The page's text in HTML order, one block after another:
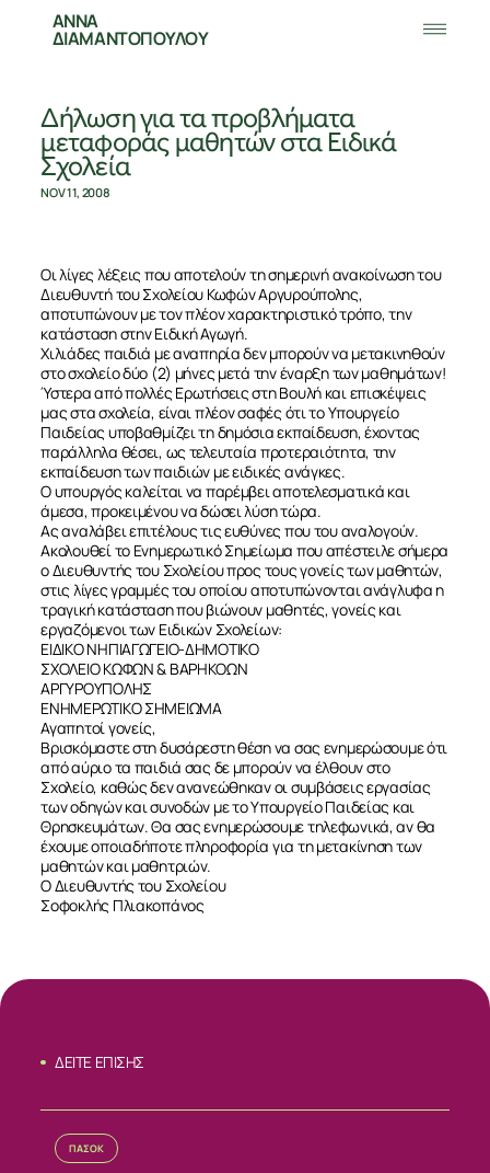
ΣΧΕΤΙΚΑ
ΝΕΑ
ΕΠΙΚΟΙΝΩΝΙΑ
ΑΝΝΑ
ΔΙΑΜΑΝΤΟΠΟΥΛΟΥ
Δήλωση για τα προβλήματα
μεταφοράς μαθητών στα Ειδικά
Σχολεία
NOV 11, 2008
Οι λίγες λέξεις που αποτελούν τη σημερινή ανακοίνωση του
Διευθυντή του Σχολείου Κωφών Αργυρούπολης,
αποτυπώνουν με τον πλέον χαρακτηριστικό τρόπο, την
κατάσταση στην Ειδική Αγωγή.
Χιλιάδες παιδιά με αναπηρία δεν μπορούν να μετακινηθούν
στο σχολείο δύο (2) μήνες μετά την έναρξη των μαθημάτων!
Ύστερα από πολλές Ερωτήσεις στη Βουλή και επισκέψεις
μας στα σχολεία, είναι πλέον σαφές ότι το Υπουργείο
Παιδείας υποβαθμίζει τη δημόσια εκπαίδευση, έχοντας
παράλληλα θέσει, ως τελευταία προτεραιότητα, την
εκπαίδευση των παιδιών με ειδικές ανάγκες.
Ο υπουργός καλείται να παρέμβει αποτελεσματικά και
άμεσα, προκειμένου να δώσει λύση τώρα.
Ας αναλάβει επιτέλους τις ευθύνες που του αναλογούν.
Ακολουθεί το Ενημερωτικό Σημείωμα που απέστειλε σήμερα
ο Διευθυντής του Σχολείου προς τους γονείς των μαθητών,
στις λίγες γραμμές του οποίου αποτυπώνονται ανάγλυφα η
τραγική κατάσταση που βιώνουν μαθητές, γονείς και
εργαζόμενοι των Ειδικών Σχολείων:
ΕΙΔΙΚΟ ΝΗΠΙΑΓΩΓΕΙΟ-ΔΗΜΟΤΙΚΟ
ΣΧΟΛΕΙΟ ΚΩΦΩΝ & ΒΑΡΗΚΟΩΝ
ΑΡΓΥΡΟΥΠΟΛΗΣ
ΕΝΗΜΕΡΩΤΙΚΟ ΣΗΜΕΙΩΜΑ
Αγαπητοί γονείς,
Βρισκόμαστε στη δυσάρεστη θέση να σας ενημερώσουμε ότι
από αύριο τα παιδιά σας δε μπορούν να έλθουν στο
Σχολείο, καθώς δεν ανανεώθηκαν οι συμβάσεις εργασίας
των οδηγών και συνοδών με το Υπουργείο Παιδείας και
Θρησκευμάτων. Θα σας ενημερώσουμε τηλεφωνικά, αν θα
έχουμε οποιαδήποτε πληροφορία για τη μετακίνηση των
μαθητών και μαθητριών.
Ο Διευθυντής του Σχολείου
Σοφοκλής Πλιακοπάνος
ΔΕΙΤΕ ΕΠΙΣΗΣ
ΠΑΣΟΚ